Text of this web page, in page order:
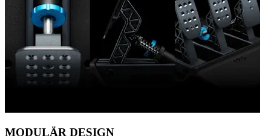
MODULÄR DESIGN